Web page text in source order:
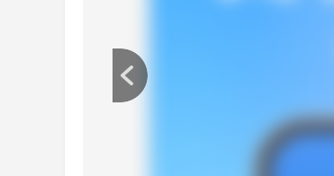
到哪些单词使用了词根词缀，用户可
义的推理性记忆。
5.拥有大量的英语词汇，包括考研
1.很多西城人总是通过自己背单